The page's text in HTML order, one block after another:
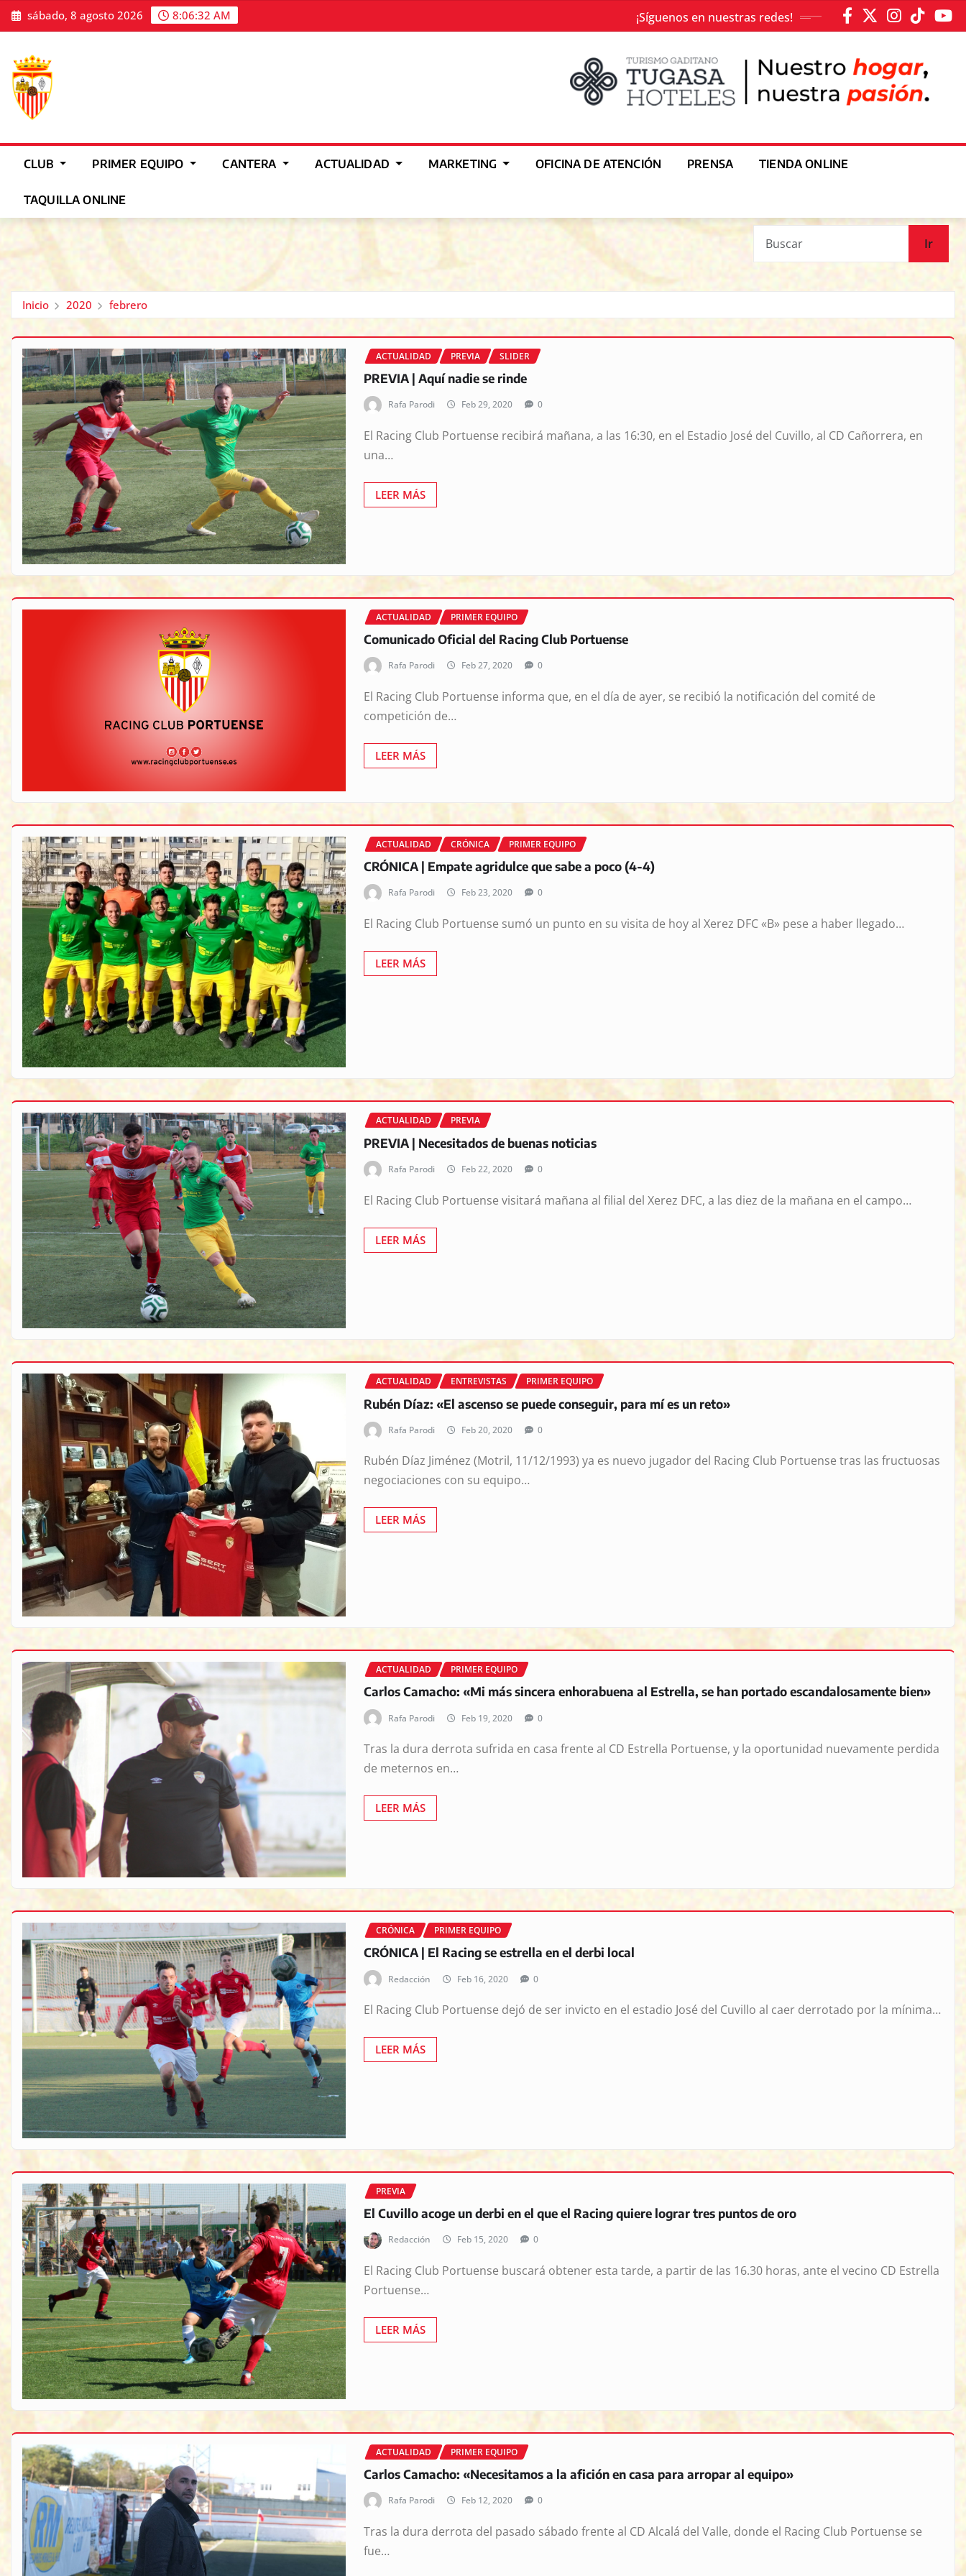
Saltar
al
sábado, 8 agosto 2026 8:06:34 AM ¡Síguenos en nuestras redes!
CLUB PRIMER EQUIPO CANTERA ACTUALIDAD MARKETING OFICINA DE ATENCIÓN PRENSA TIENDA ONLINE
TAQUILLA ONLINE
Ir
Inicio 2020 febrero
ACTUALIDAD PREVIA SLIDER
PREVIA | Aquí nadie se rinde
Rafa Parodi Feb 29, 2020 0
El Racing Club Portuense recibirá mañana, a las 16:30, en el Estadio José del Cuvillo, al CD Cañorrera, en
una…
LEER MÁS
ACTUALIDAD PRIMER EQUIPO
Comunicado Oficial del Racing Club Portuense
Rafa Parodi Feb 27, 2020 0
El Racing Club Portuense informa que, en el día de ayer, se recibió la notificación del comité de
competición de…
LEER MÁS
ACTUALIDAD CRÓNICA PRIMER EQUIPO
CRÓNICA | Empate agridulce que sabe a poco (4-4)
Rafa Parodi Feb 23, 2020 0
El Racing Club Portuense sumó un punto en su visita de hoy al Xerez DFC «B» pese a haber llegado…
LEER MÁS
ACTUALIDAD PREVIA
PREVIA | Necesitados de buenas noticias
Rafa Parodi Feb 22, 2020 0
El Racing Club Portuense visitará mañana al filial del Xerez DFC, a las diez de la mañana en el campo…
LEER MÁS
ACTUALIDAD ENTREVISTAS PRIMER EQUIPO
Rubén Díaz: «El ascenso se puede conseguir, para mí es un reto»
Rafa Parodi Feb 20, 2020 0
Rubén Díaz Jiménez (Motril, 11/12/1993) ya es nuevo jugador del Racing Club Portuense tras las fructuosas
negociaciones con su equipo…
LEER MÁS
ACTUALIDAD PRIMER EQUIPO
Carlos Camacho: «Mi más sincera enhorabuena al Estrella, se han portado escandalosamente bien»
Rafa Parodi Feb 19, 2020 0
Tras la dura derrota sufrida en casa frente al CD Estrella Portuense, y la oportunidad nuevamente perdida
de meternos en…
LEER MÁS
CRÓNICA PRIMER EQUIPO
CRÓNICA | El Racing se estrella en el derbi local
Redacción Feb 16, 2020 0
El Racing Club Portuense dejó de ser invicto en el estadio José del Cuvillo al caer derrotado por la mínima…
LEER MÁS
PREVIA
El Cuvillo acoge un derbi en el que el Racing quiere lograr tres puntos de oro
Redacción Feb 15, 2020 0
El Racing Club Portuense buscará obtener esta tarde, a partir de las 16.30 horas, ante el vecino CD Estrella
Portuense…
LEER MÁS
ACTUALIDAD PRIMER EQUIPO
Carlos Camacho: «Necesitamos a la afición en casa para arropar al equipo»
Rafa Parodi Feb 12, 2020 0
Tras la dura derrota del pasado sábado frente al CD Alcalá del Valle, donde el Racing Club Portuense se
fue…